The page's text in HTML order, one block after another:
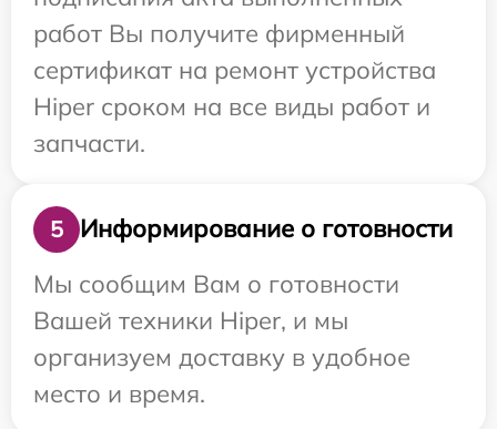
работ Вы получите фирменный
сертификат на ремонт устройства
Hiper сроком на все виды работ и
запчасти.
5
Информирование о готовности
Мы сообщим Вам о готовности
Вашей техники Hiper, и мы
организуем доставку в удобное
место и время.